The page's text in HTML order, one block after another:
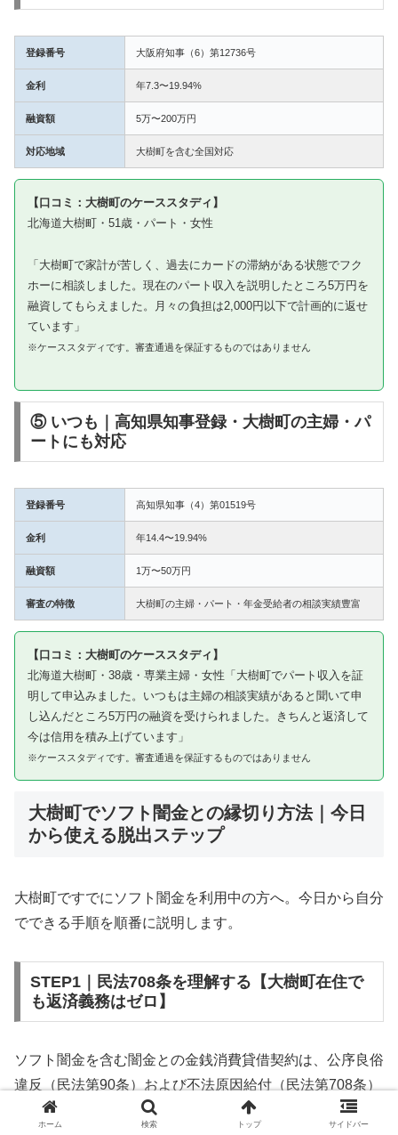
登録番号 大阪府知事（6）第12736号
金利 年7.3〜19.94%
融資額 5万〜200万円
対応地域 大樹町を含む全国対応
【口コミ：大樹町のケーススタディ】
北海道大樹町・51歳・パート・女性
「大樹町で家計が苦しく、過去にカードの滞納がある状態でフク
ホーに相談しました。現在のパート収入を説明したところ5万円を
融資してもらえました。月々の負担は2,000円以下で計画的に返せ
ています」
※ケーススタディです。審査通過を保証するものではありません
⑤ いつも｜高知県知事登録・大樹町の主婦・パ
ートにも対応
登録番号 高知県知事（4）第01519号
金利 年14.4〜19.94%
融資額 1万〜50万円
審査の特徴 大樹町の主婦・パート・年金受給者の相談実績豊富
【口コミ：大樹町のケーススタディ】
北海道大樹町・38歳・専業主婦・女性「大樹町でパート収入を証
明して申込みました。いつもは主婦の相談実績があると聞いて申
し込んだところ5万円の融資を受けられました。きちんと返済して
今は信用を積み上げています」
※ケーススタディです。審査通過を保証するものではありません
大樹町でソフト闇金との縁切り方法｜今日
から使える脱出ステップ
大樹町ですでにソフト闇金を利用中の方へ。今日から自分
でできる手順を順番に説明します。
STEP1｜民法708条を理解する【大樹町在住で
も返済義務はゼロ】
ソフト闇金を含む闇金との金銭消費貸借契約は、公序良俗
違反（民法第90条）および不法原因給付（民法第708条）
に該当するため、法的には無効です。大樹町在住であって
ホーム 検索 トップ サイドバー